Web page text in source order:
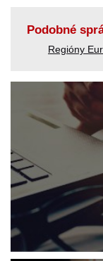
Podobné
Regióny